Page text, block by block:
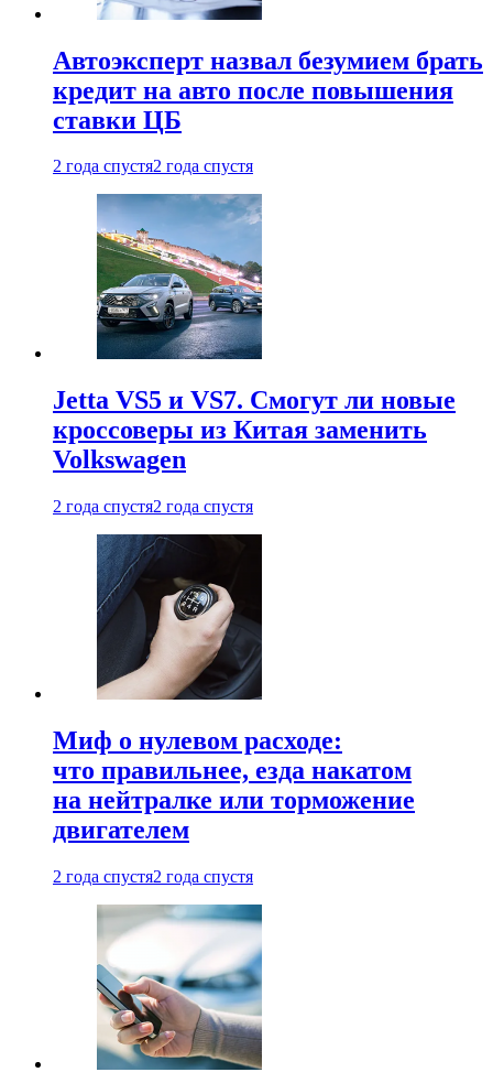
Автоэксперт назвал безумием брать
кредит на авто после повышения
ставки ЦБ
2 года спустя2 года спустя
Jetta VS5 и VS7. Смогут ли новые
кроссоверы из Китая заменить
Volkswagen
2 года спустя2 года спустя
Миф о нулевом расходе:
что правильнее, езда накатом
на нейтралке или торможение
двигателем
2 года спустя2 года спустя